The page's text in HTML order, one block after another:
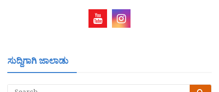
ಸುದ್ದಿಗಾಗಿ ಜಾಲಾಡು